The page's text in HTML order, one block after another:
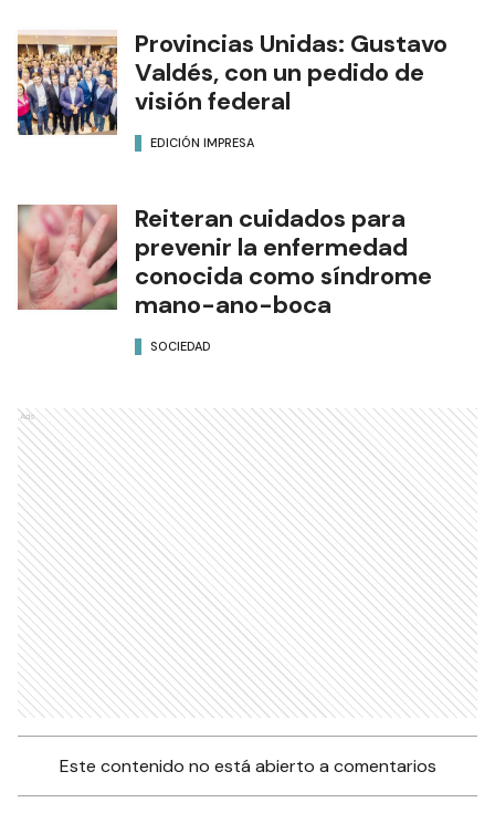
Provincias Unidas: Gustavo
Valdés, con un pedido de
visión federal
EDICIÓN IMPRESA
Reiteran cuidados para
prevenir la enfermedad
conocida como síndrome
mano-ano-boca
SOCIEDAD
Ads
Este contenido no está abierto a comentarios